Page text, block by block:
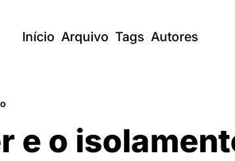
Início Arquivo Tags Autores
e o